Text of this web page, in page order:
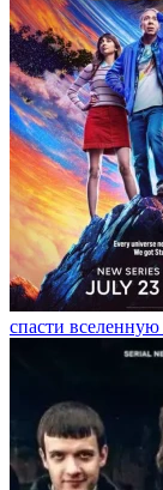
спасти вселенную